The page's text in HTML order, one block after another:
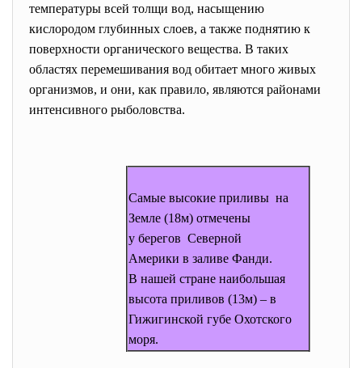
температуры всей толщи вод, насыщению
кислородом глубинных слоев, а также поднятию к
поверхности органического вещества. В таких
областях перемешивания вод обитает много живых
организмов, и они, как правило, являются районами
интенсивного рыболовства.
Самые высокие приливы на
Земле (18м) отмечены
у берегов Северной
Америки в заливе Фанди.
В нашей стране наибольшая
высота приливов (13м) – в
Гижигинской губе Охотского
моря.